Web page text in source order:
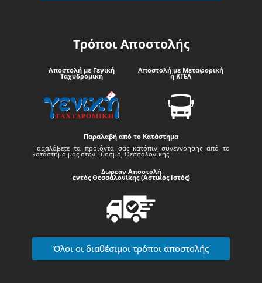
Τρόποι Αποστολής
Αποστολή με Γενική
Ταχυδρομική
Αποστολή με Μεταφορική
ή ΚΤΕΛ
Παραλαβή από το Κατάστημα
Παραλάβετε τα προϊόντα σας κατόπιν συνεννόησης από το
κατάστημά μας στον Εύοσμο, Θεσσαλονίκης.
Δωρεάν Αποστολή
εντός Θεσσαλονίκης (Αστικός Ιστός)
Όλοι οι διαθέσιμοι τρόποι αποστολής